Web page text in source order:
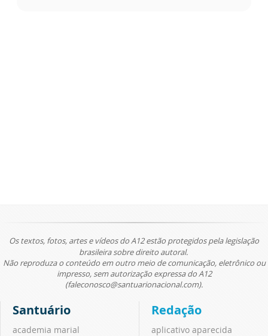
Os textos, fotos, artes e vídeos do A12 estão protegidos pela legislação
brasileira sobre direito autoral.
Não reproduza o conteúdo em outro meio de comunicação, eletrônico ou
impresso, sem autorização expressa do A12
(faleconosco@santuarionacional.com).
Santuário
academia marial
Redação
aplicativo aparecida